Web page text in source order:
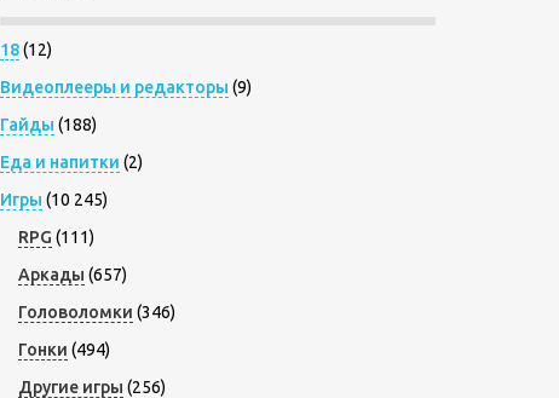
18(12)
Видеоплееры и редакторы (9)
Гайды (188)
Еда и напитки (2)
Игры (10 245)
RPG (111)
Аркады (657)
Головоломки (346)
Гонки (494)
Другие игры (256)